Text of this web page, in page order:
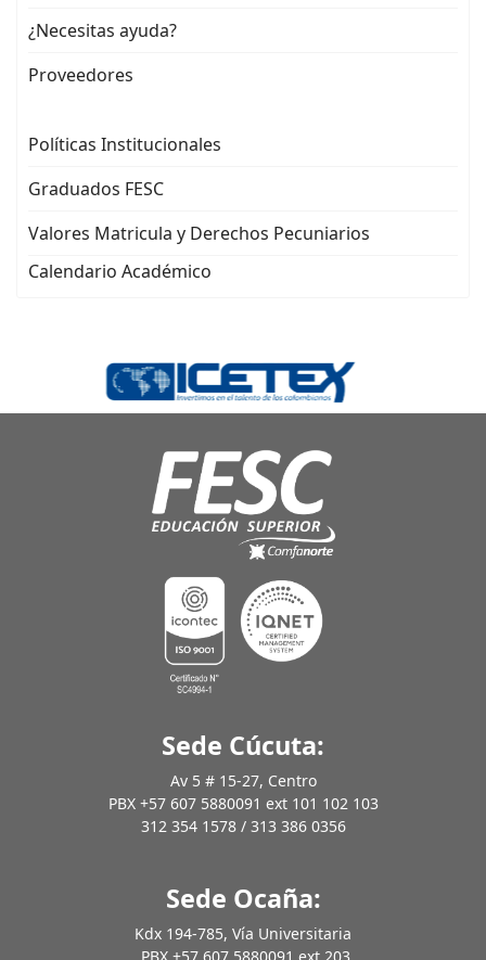
¿Necesitas ayuda?
Proveedores
Políticas Institucionales
Graduados FESC
Valores Matricula y Derechos Pecuniarios
Calendario Académico
Sede Cúcuta:
Av 5 # 15-27, Centro
PBX +57 607 5880091 ext 101 102 103
312 354 1578 / 313 386 0356
Sede Ocaña:
Kdx 194-785, Vía Universitaria